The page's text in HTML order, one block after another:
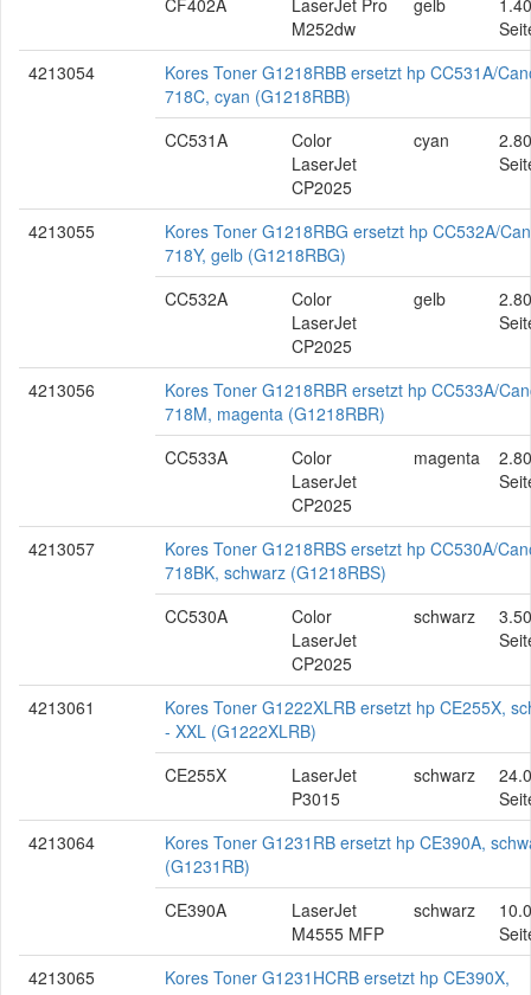
CF402A
LaserJet Pro
M252dw
gelb
4213054
Kores Toner G1218RBB ersetzt hp CC531A/
718C, cyan (G1218RBB)
CC531A
Color
LaserJet
CP2025
cyan
4213055
Kores Toner G1218RBG ersetzt hp CC532A/
718Y, gelb (G1218RBG)
CC532A
Color
LaserJet
CP2025
gelb
4213056
Kores Toner G1218RBR ersetzt hp CC533A/
718M, magenta (G1218RBR)
CC533A
Color
LaserJet
CP2025
magenta
4213057
Kores Toner G1218RBS ersetzt hp CC530A/
718BK, schwarz (G1218RBS)
CC530A
Color
LaserJet
CP2025
schwarz
4213061
Kores Toner G1222XLRB ersetzt hp CE255X,
- XXL (G1222XLRB)
CE255X
LaserJet
P3015
schwarz
4213064
Kores Toner G1231RB ersetzt hp CE390A,
(G1231RB)
CE390A
LaserJet
M4555 MFP
schwarz
4213065
Kores Toner G1231HCRB ersetzt hp CE390X,